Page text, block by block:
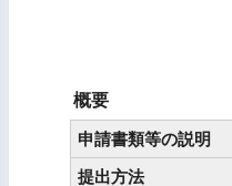
概要
申請書類等の説明
提出方法